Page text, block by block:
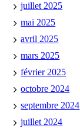
juillet 2025
mai 2025
avril 2025
mars 2025
février 2025
octobre 2024
septembre 2024
juillet 2024